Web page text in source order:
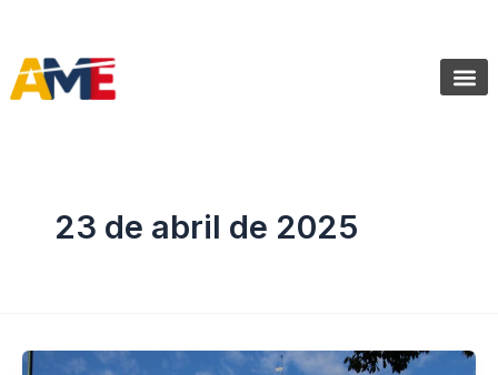
contenido
23 de abril de 2025